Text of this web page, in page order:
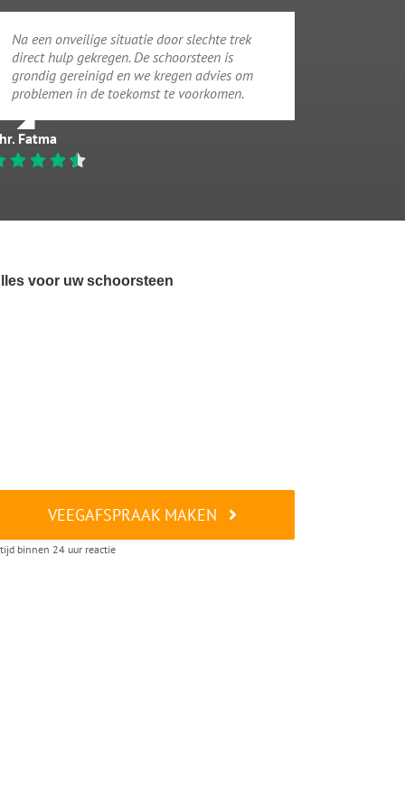
Na een onveilige situatie door slechte trek
direct hulp gekregen. De schoorsteen is
grondig gereinigd en we kregen advies om
problemen in de toekomst te voorkomen.
Fatma
voor uw schoorsteen
VEEGAFSPRAAK MAKEN
binnen 24 uur reactie